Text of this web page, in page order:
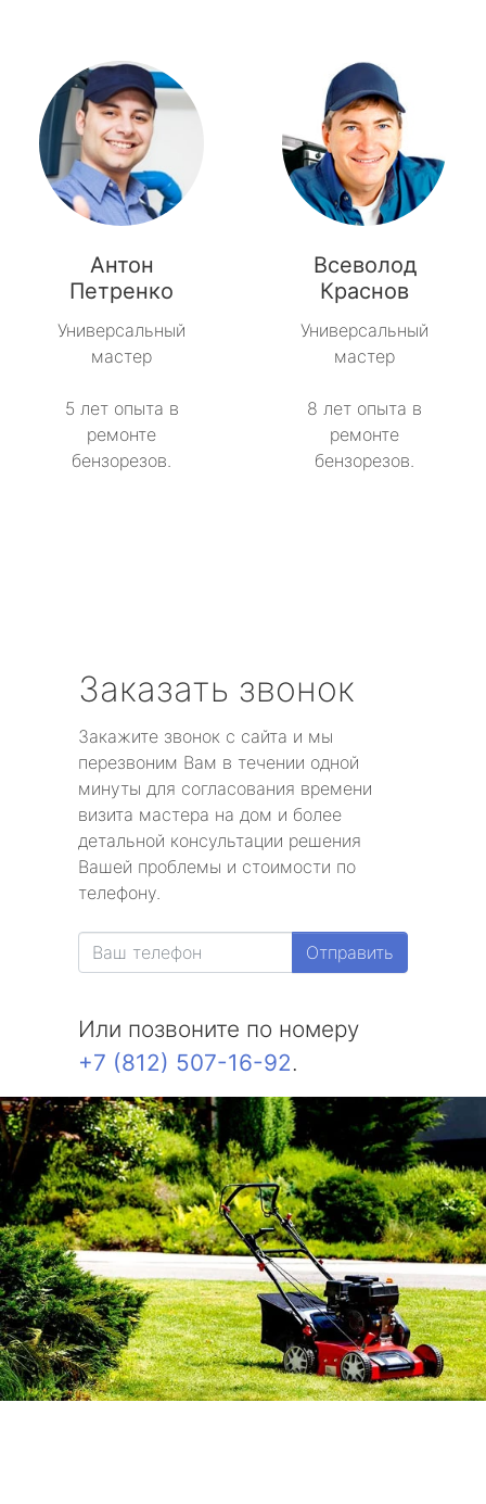
Антон
Петренко
Универсальный
мастер
5 лет опыта в
ремонте
бензорезов.
Всеволод
Краснов
Универсальный
мастер
8 лет опыта в
ремонте
бензорезов.
Заказать звонок
Закажите звонок с сайта и мы
перезвоним Вам в течении одной
минуты для согласования времени
визита мастера на дом и более
детальной консультации решения
Вашей проблемы и стоимости по
телефону.
Отправить
Или позвоните по номеру
+7 (812) 507-16-92.